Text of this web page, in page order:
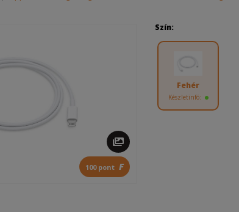
100 pont F
Szín:
Fehér
Készletinfó: